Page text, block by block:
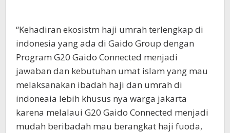
“Kehadiran ekosistm haji umrah terlengkap di
indonesia yang ada di Gaido Group dengan
Program G20 Gaido Connected menjadi
jawaban dan kebutuhan umat islam yang mau
melaksanakan ibadah haji dan umrah di
indoneaia lebih khusus nya warga jakarta
karena melalaui G20 Gaido Connected menjadi
mudah beribadah mau berangkat haji fuoda,